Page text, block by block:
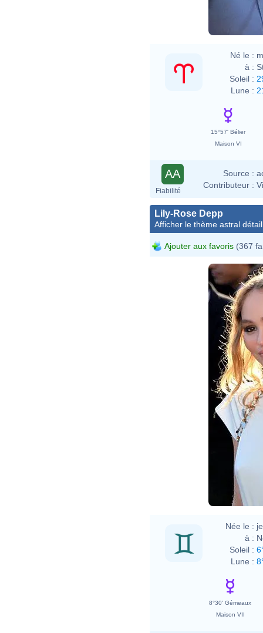
Né le :
à :
Soleil :
Lune :
15°57' Bélier
Maison VI
AA
Fiabilité
Source :
Contributeur :
Lily-Rose Depp
Afficher le thème astral
Ajouter aux favoris (367
Née le :
à :
Soleil :
Lune :
8°30' Gémeaux
Maison VII